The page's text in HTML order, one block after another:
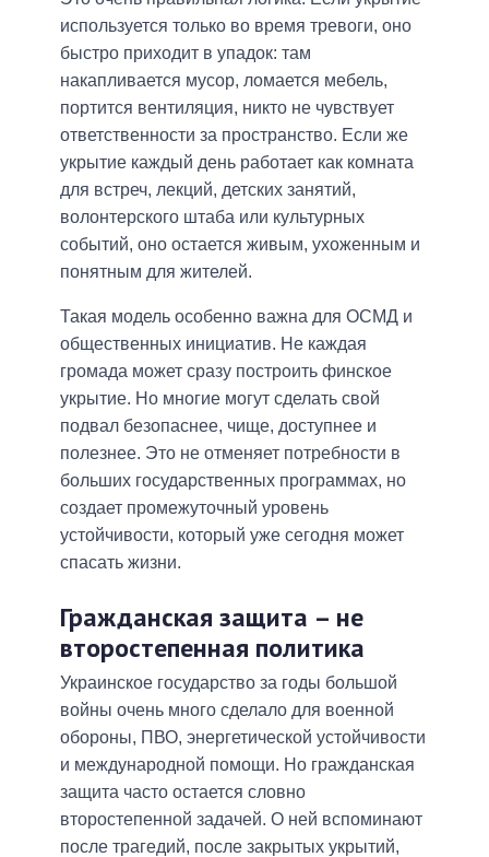
используется только во время тревоги, оно
быстро приходит в упадок: там
накапливается мусор, ломается мебель,
портится вентиляция, никто не чувствует
ответственности за пространство. Если же
укрытие каждый день работает как комната
для встреч, лекций, детских занятий,
волонтерского штаба или культурных
событий, оно остается живым, ухоженным и
понятным для жителей.
Такая модель особенно важна для ОСМД и
общественных инициатив. Не каждая
громада может сразу построить финское
укрытие. Но многие могут сделать свой
подвал безопаснее, чище, доступнее и
полезнее. Это не отменяет потребности в
больших государственных программах, но
создает промежуточный уровень
устойчивости, который уже сегодня может
спасать жизни.
Гражданская защита – не
второстепенная политика
Украинское государство за годы большой
войны очень много сделало для военной
обороны, ПВО, энергетической устойчивости
и международной помощи. Но гражданская
защита часто остается словно
второстепенной задачей. О ней вспоминают
после трагедий, после закрытых укрытий,